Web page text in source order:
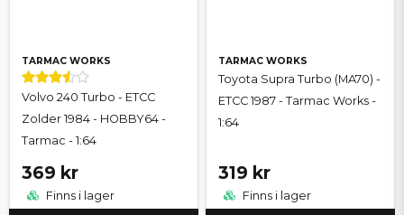
TARMAC WORKS
Volvo 240 Turbo - ETCC
Zolder 1984 - HOBBY64 -
Tarmac - 1:64
369 kr
Finns i lager
TARMAC WORKS
Toyota Supra Turbo (MA70) -
ETCC 1987 - Tarmac Works -
1:64
319 kr
Finns i lager